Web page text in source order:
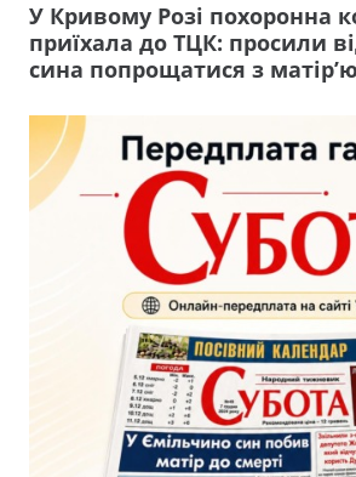
У Кривому Розі похоронна
приїхала до ТЦК: просили
сина попрощатися з матір’ю